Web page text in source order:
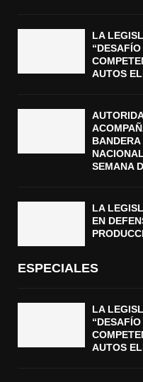
LA
AUTOS
SEMANA
LA
EN
ESPECIALES
LA
AUTOS